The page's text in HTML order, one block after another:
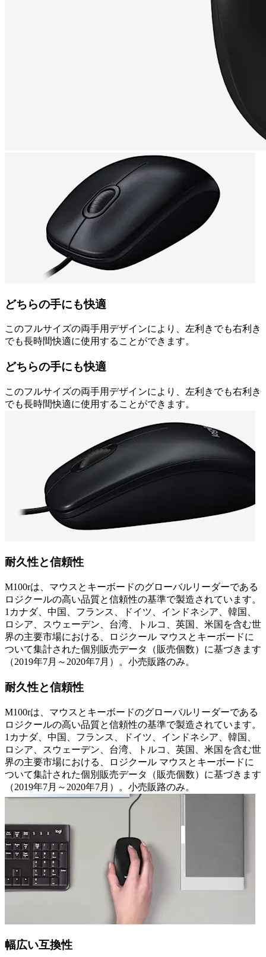
どちらの手にも快適
このフルサイズの両手用デザインにより、左利きでも右利き
でも長時間快適に使用することができます。
どちらの手にも快適
このフルサイズの両手用デザインにより、左利きでも右利き
でも長時間快適に使用することができます。
耐久性と信頼性
M100rは、マウスとキーボードのグローバルリーダーである
ロジクールの高い品質と信頼性の基準で製造されています。
1カナダ、中国、フランス、ドイツ、インドネシア、韓国、
ロシア、スウェーデン、台湾、トルコ、英国、米国を含む世
界の主要市場における、ロジクール マウスとキーボードに
ついて集計された個別販売データ（販売個数）に基づきます
（2019年7月～2020年7月）。小売販路のみ。
耐久性と信頼性
M100rは、マウスとキーボードのグローバルリーダーである
ロジクールの高い品質と信頼性の基準で製造されています。
1カナダ、中国、フランス、ドイツ、インドネシア、韓国、
ロシア、スウェーデン、台湾、トルコ、英国、米国を含む世
界の主要市場における、ロジクール マウスとキーボードに
ついて集計された個別販売データ（販売個数）に基づきます
（2019年7月～2020年7月）。小売販路のみ。
幅広い互換性